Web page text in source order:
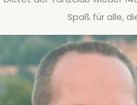
Spaß für alle,